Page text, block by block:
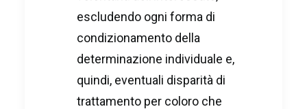
escludendo ogni forma di
condizionamento della
determinazione individuale e,
quindi, eventuali disparità di
trattamento per coloro che